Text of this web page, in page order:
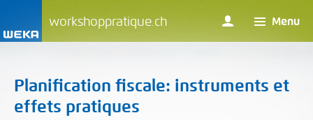
workshoppratique.ch Menu
Planification fiscale: instruments et
effets pratiques